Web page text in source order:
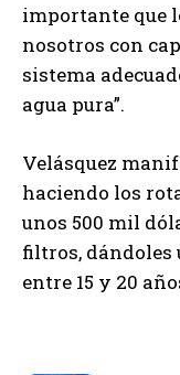
importante que
nosotros con
sistema
agua pura”.
Velásquez
haciendo los
unos 500 mil
filtros, dándoles
entre 15 y 20